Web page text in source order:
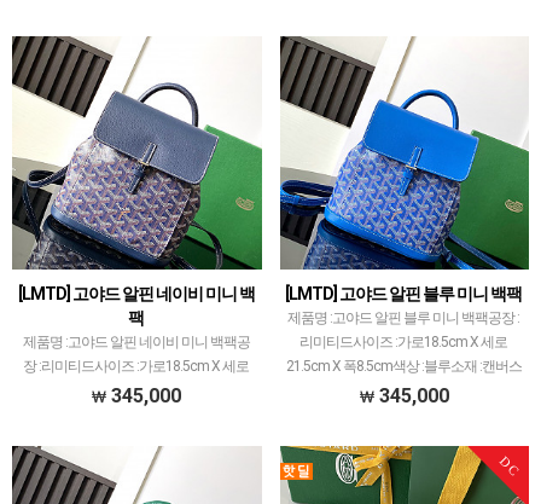
[LMTD] 고야드 알핀 네이비 미니 백
팩
제품명 :고야드 알핀 네이비 미니 백팩공
장 :리미티드사이즈 :가로18.5cm X 세로
21.5cm X 폭8.5cm색상 :네이비소재 :캔버
345,000
[LMTD] 고야드 알핀 블루 미니 백팩
제품명 :고야드 알핀 블루 미니 백팩공장 :
리미티드사이즈 :가로18.5cm X 세로
21.5cm X 폭8.5cm색상 :블루소재 :캔버스
앤카프스킨고야드 레플 제품 중에서 개체
345,000
DC